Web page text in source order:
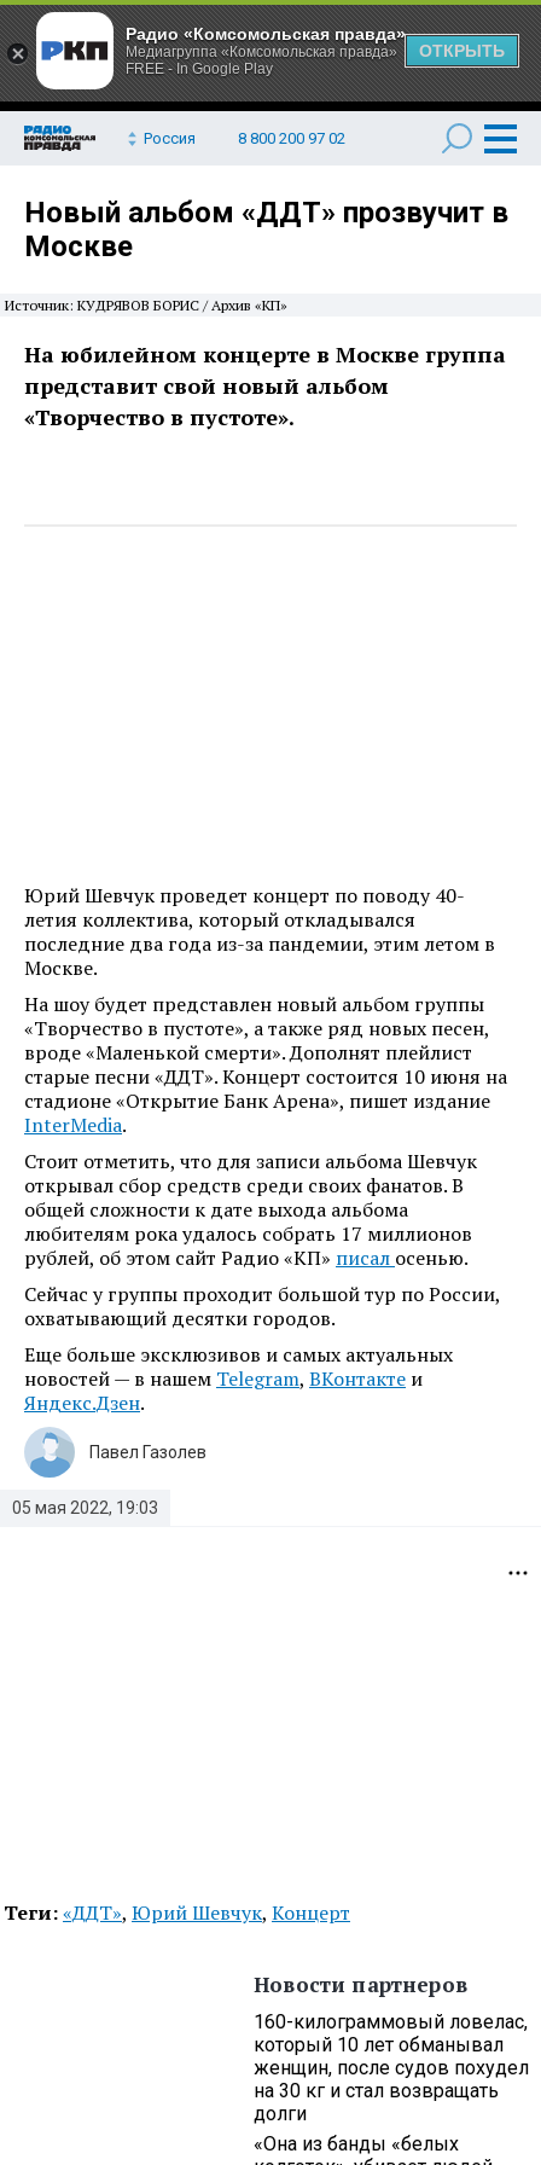
Россия 8 800 200 97 02
Новый альбом «ДДТ» прозвучит в
Москве
Источник: КУДРЯВОВ БОРИС / Архив «КП»
На юбилейном концерте в Москве группа
представит свой новый альбом
«Творчество в пустоте».
Юрий Шевчук проведет концерт по поводу 40-
летия коллектива, который откладывался
последние два года из-за пандемии, этим летом в
Москве.
На шоу будет представлен новый альбом группы
«Творчество в пустоте», а также ряд новых песен,
вроде «Маленькой смерти». Дополнят плейлист
старые песни «ДДТ». Концерт состоится 10 июня на
стадионе «Открытие Банк Арена», пишет издание
InterMedia.
Стоит отметить, что для записи альбома Шевчук
открывал сбор средств среди своих фанатов. В
общей сложности к дате выхода альбома
любителям рока удалось собрать 17 миллионов
рублей, об этом сайт Радио «КП» писал осенью.
Сейчас у группы проходит большой тур по России,
охватывающий десятки городов.
Еще больше эксклюзивов и самых актуальных
новостей — в нашем Telegram, ВКонтакте и
Яндекс.Дзен.
05 мая 2022, 19:03
Павел Газолев
Теги:«ДДТ», Юрий Шевчук, Концерт
Новости партнеров
160-килограммовый ловелас,
который 10 лет обманывал
женщин, после судов похудел
на 30 кг и стал возвращать
долги
«Она из банды «белых
Радио «Комсомольская правда»
Медиагруппа «Комсомольская правда»
FREE - In Google Play
ОТКРЫТЬ